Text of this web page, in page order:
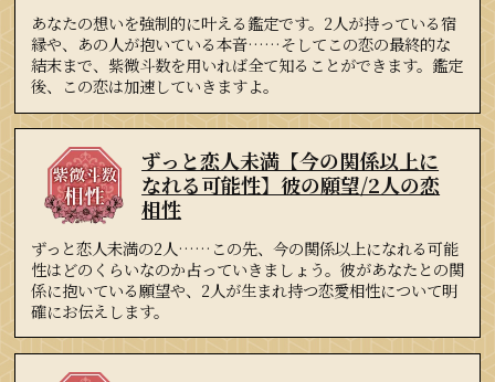
あなたの想いを強制的に叶える鑑定です。2人が持っている宿
縁や、あの人が抱いている本音……そしてこの恋の最終的な
結末まで、紫微斗数を用いれば全て知ることができます。鑑定
後、この恋は加速していきますよ。
ずっと恋人未満【今の関係以上に
なれる可能性】彼の願望/2人の恋
相性
ずっと恋人未満の2人……この先、今の関係以上になれる可能
性はどのくらいなのか占っていきましょう。彼があなたとの関
係に抱いている願望や、2人が生まれ持つ恋愛相性について明
確にお伝えします。